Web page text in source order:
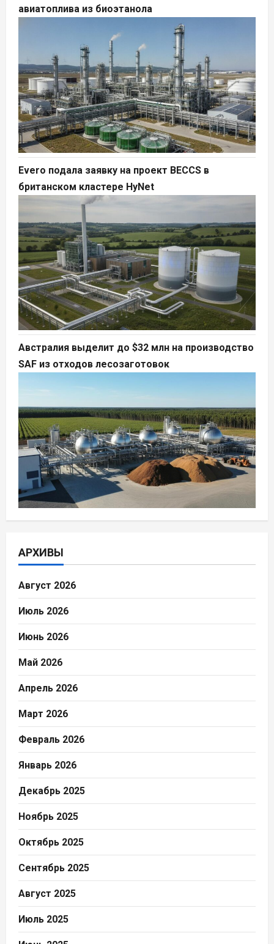
авиатоплива из биоэтанола
Evero подала заявку на проект BECCS в
британском кластере HyNet
Австралия выделит до $32 млн на производство
SAF из отходов лесозаготовок
АРХИВЫ
Август 2026
Июль 2026
Июнь 2026
Май 2026
Апрель 2026
Март 2026
Февраль 2026
Январь 2026
Декабрь 2025
Ноябрь 2025
Октябрь 2025
Сентябрь 2025
Август 2025
Июль 2025